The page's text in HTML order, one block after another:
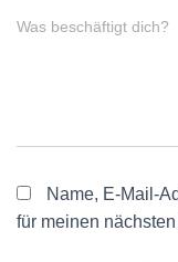
Was beschäftigt dich?
Name, E-Mail-
für meinen